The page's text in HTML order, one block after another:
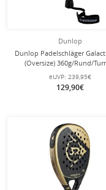
Dunlop
Dunlop Padelschläger
(Oversize) 360g/Rund/
schwarz
eUVP: 239,95€
129,90€